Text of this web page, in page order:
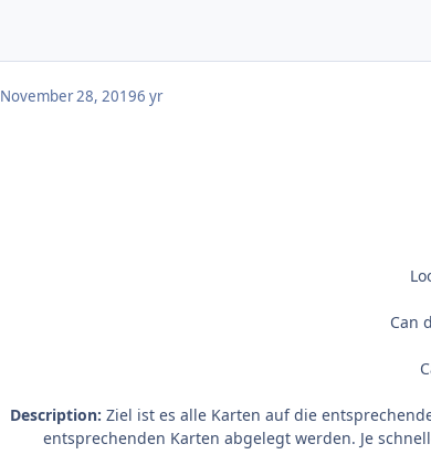
November 28, 20196 yr
Can
Description: Ziel ist es alle Karten auf die
entsprechenden Karten abgelegt werden. Je